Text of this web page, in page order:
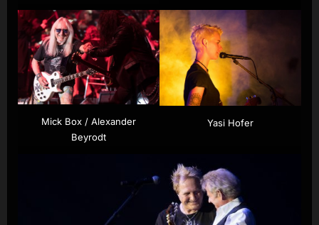
Mick Box / Alexander
Beyrodt
Yasi Hofer